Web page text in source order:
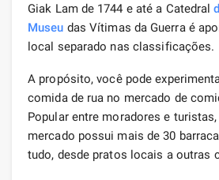
Giak Lam de 1744 e até a Catedral
Museu das Vítimas da Guerra é
local separado nas classificações.
A propósito, você pode
comida de rua no mercado de
Popular entre moradores e
mercado possui mais de 30
tudo, desde pratos locais a outras